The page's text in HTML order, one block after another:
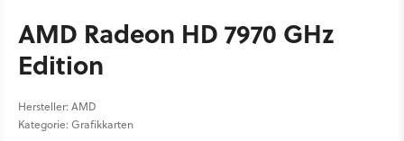
AMD Radeon HD 7970 GHz
Edition
Hersteller: AMD
Kategorie: Grafikkarten